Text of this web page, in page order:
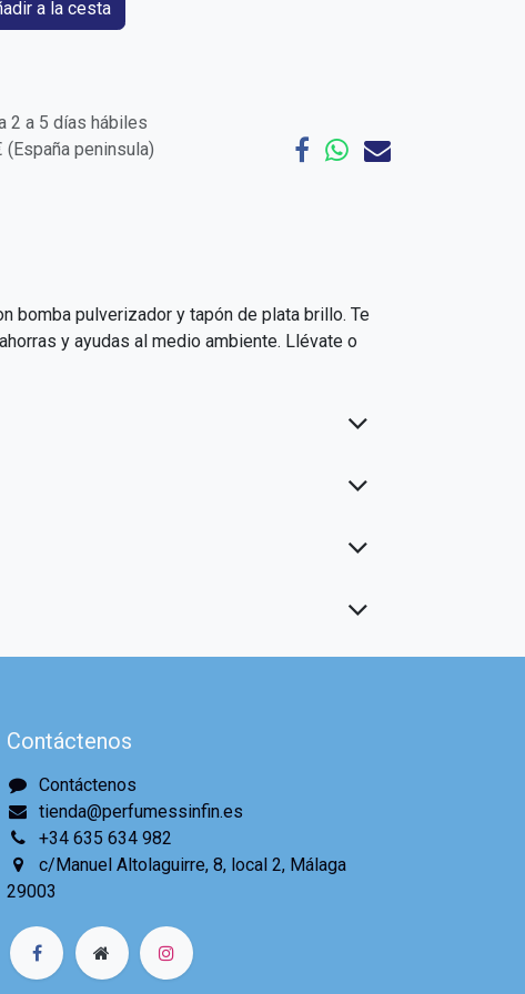
a la cesta
2 a 5 días hábiles
(España peninsula)
bomba pulverizador y tapón de plata brillo. Te
y ayudas al medio ambiente. Llévate o
Contáctenos
Contáctenos
tienda@perfumessinfin.es
+34 635 634 982
c/Manuel Altolaguirre, 8, local 2, Málaga
29003